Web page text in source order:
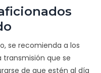
se recomienda a los
transmisión que se
de que estén al día